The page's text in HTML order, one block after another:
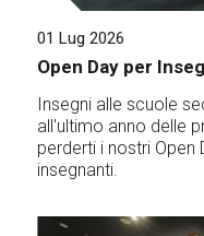
01 Lug 2026
Open Day per
Insegni alle scuole
all'ultimo anno delle
perderti i nostri Open
insegnanti.